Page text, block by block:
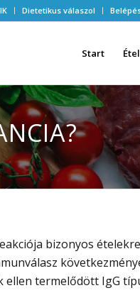
Dietetikus válaszol
Start
bizonyos
ellen termelődött IgG